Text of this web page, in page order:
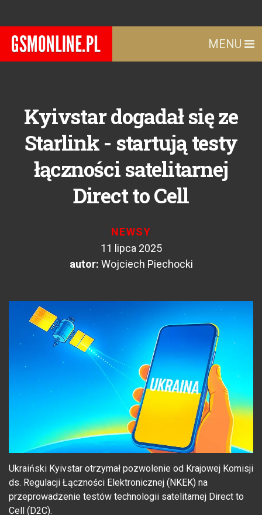
MENU
Kyivstar dogadał się ze
Starlink - startują testy
łączności satelitarnej
Direct to Cell
NEWSY
11 lipca 2025
autor: Wojciech Piechocki
Ukraiński Kyivstar otrzymał pozwolenie od Krajowej Komisji
ds. Regulacji Łączności Elektronicznej (NKEK) na
przeprowadzenie testów technologii satelitarnej Direct to
Cell (D2C).